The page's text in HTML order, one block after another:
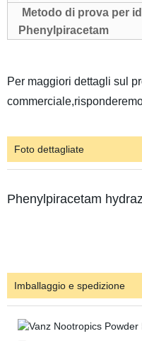
Metodo di prova per
Phenylpiracetam
Per maggiori dettagli sul
Foto dettagliate
Phenylpiracetam
Imballaggio e spedizione